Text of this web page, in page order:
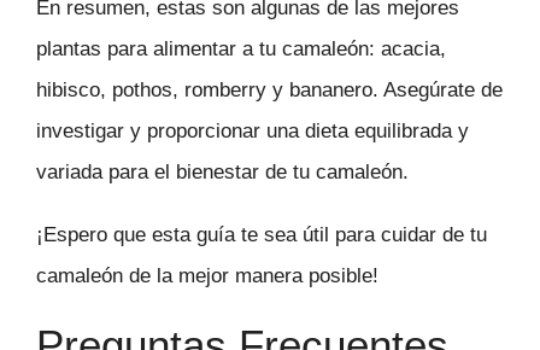
En resumen, estas son algunas de las mejores
plantas para alimentar a tu camaleón: acacia,
hibisco, pothos, romberry y bananero. Asegúrate de
investigar y proporcionar una dieta equilibrada y
variada para el bienestar de tu camaleón.
¡Espero que esta guía te sea útil para cuidar de tu
camaleón de la mejor manera posible!